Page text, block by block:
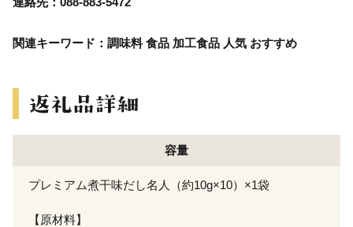
関連キーワード：調味料 食品 加工食品 人気 おすすめ
容量
プレミアム煮干味だし名人（約10g×10）×1袋
【原材料】